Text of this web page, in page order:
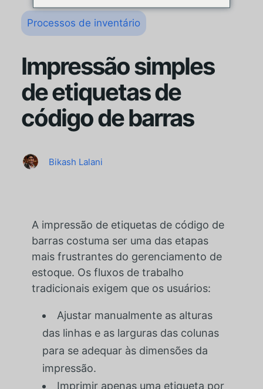
Processos de inventário
Impressão simples
de etiquetas de
código de barras
Bikash Lalani
A impressão de etiquetas de código de
barras costuma ser uma das etapas
mais frustrantes do gerenciamento de
estoque. Os fluxos de trabalho
tradicionais exigem que os usuários:
Ajustar manualmente as alturas
das linhas e as larguras das colunas
para se adequar às dimensões da
impressão.
Imprimir apenas uma etiqueta por